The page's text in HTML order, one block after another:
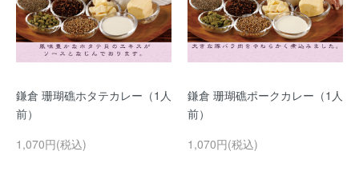
鎌倉 珊瑚礁ホタテカレー（1人
前）
1,070円(税込)
鎌倉 珊瑚礁ポークカレー（1人
前）
1,070円(税込)